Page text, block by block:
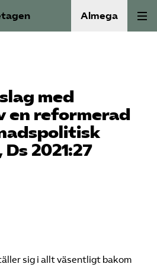
Almega
med
en reformerad
2021:27
sig i allt väsentligt bakom